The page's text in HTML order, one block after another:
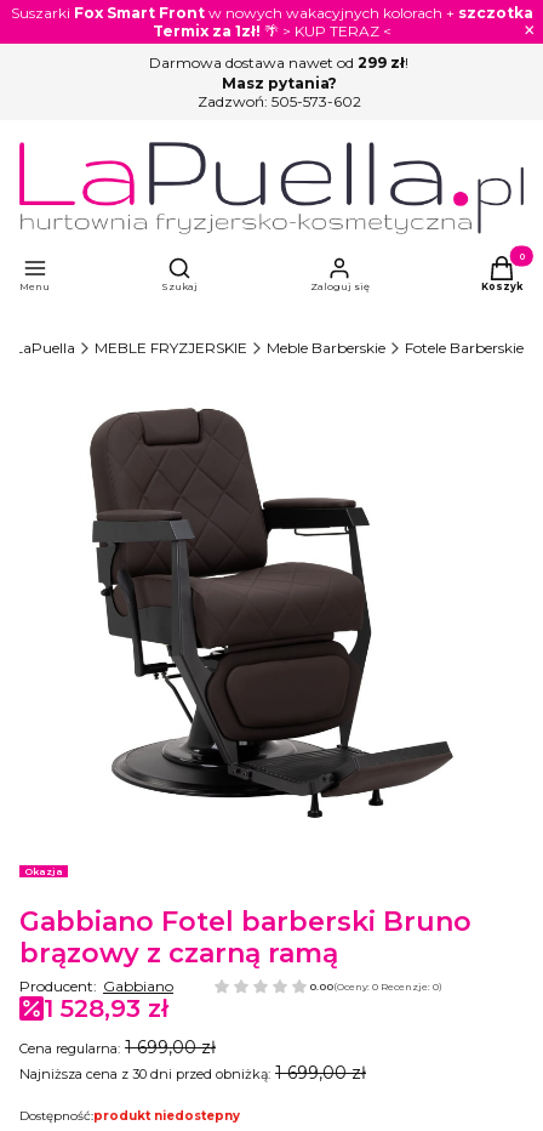
Suszarki Fox Smart Frontw nowych wakacyjnych kolorach + szczotka
Termix za 1zł! 🌴 > KUP TERAZ < ×
Darmowa dostawa nawet od 299 zł!
Masz pytania?
Zadzwoń: 505-573-602
Menu
Otwórz wyszukiwarkę
Szukaj Zaloguj się Koszyk
LaPuella MEBLE FRYZJERSKIE Meble Barberskie Fotele Barberskie
Etykiety
Okazja
Gabbiano Fotel barberski Bruno
brązowy z czarną ramą
Producent: Gabbiano 0.00(Oceny: 0 Recenzje: 0)
1 528,93 zł
Cena regularna: 1 699,00 zł
Najniższa cena z 30 dni przed obniżką: 1 699,00 zł
Dostępność:produkt niedostepny